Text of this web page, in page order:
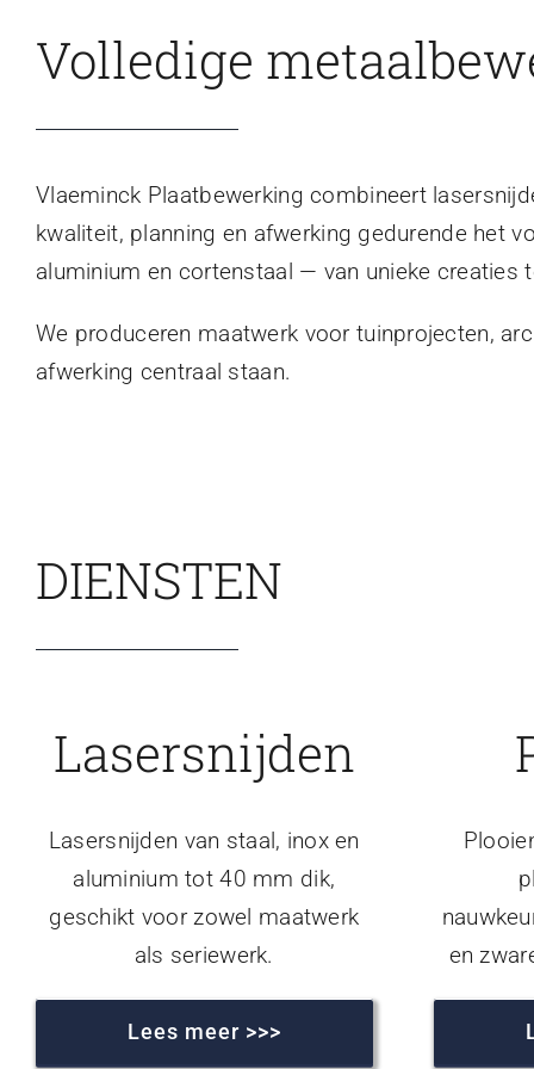
Volledige
Vlaeminck Plaatbewerking combineert
kwaliteit, planning en afwerking gedurende het
aluminium en cortenstaal — van unieke creaties
We produceren maatwerk voor tuinprojecten,
afwerking centraal staan.
DIENSTEN
Lasersnijden
Lasersnijden van staal, inox en
aluminium tot 40 mm dik,
geschikt voor zowel maatwerk
als seriewerk.
Lees meer >>>
en